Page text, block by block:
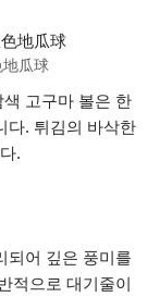
地瓜球
고구마 볼은 한
다. 튀김의 바삭한
.
되어 깊은 풍미를
적으로 대기줄이